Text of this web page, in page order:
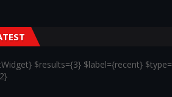
$results={3} $label={recent} $type=